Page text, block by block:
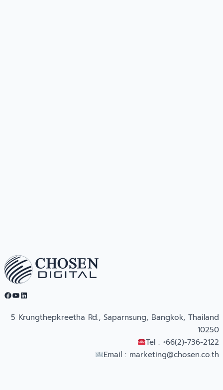
Facebook YouTube LinkedIn
5 Krungthepkreetha Rd., Saparnsung, Bangkok, Thailand
10250
Tel : +66(2)-736-2122
Email : marketing@chosen.co.th